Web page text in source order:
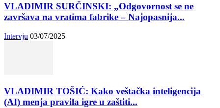
VLADIMIR SURČINSKI: „Odgovornost se ne
završava na vratima fabrike – Najopasnija...
Intervju 03/07/2025
VLADIMIR TOŠIĆ: Kako veštačka inteligencija
(AI) menja pravila igre u zaštiti...